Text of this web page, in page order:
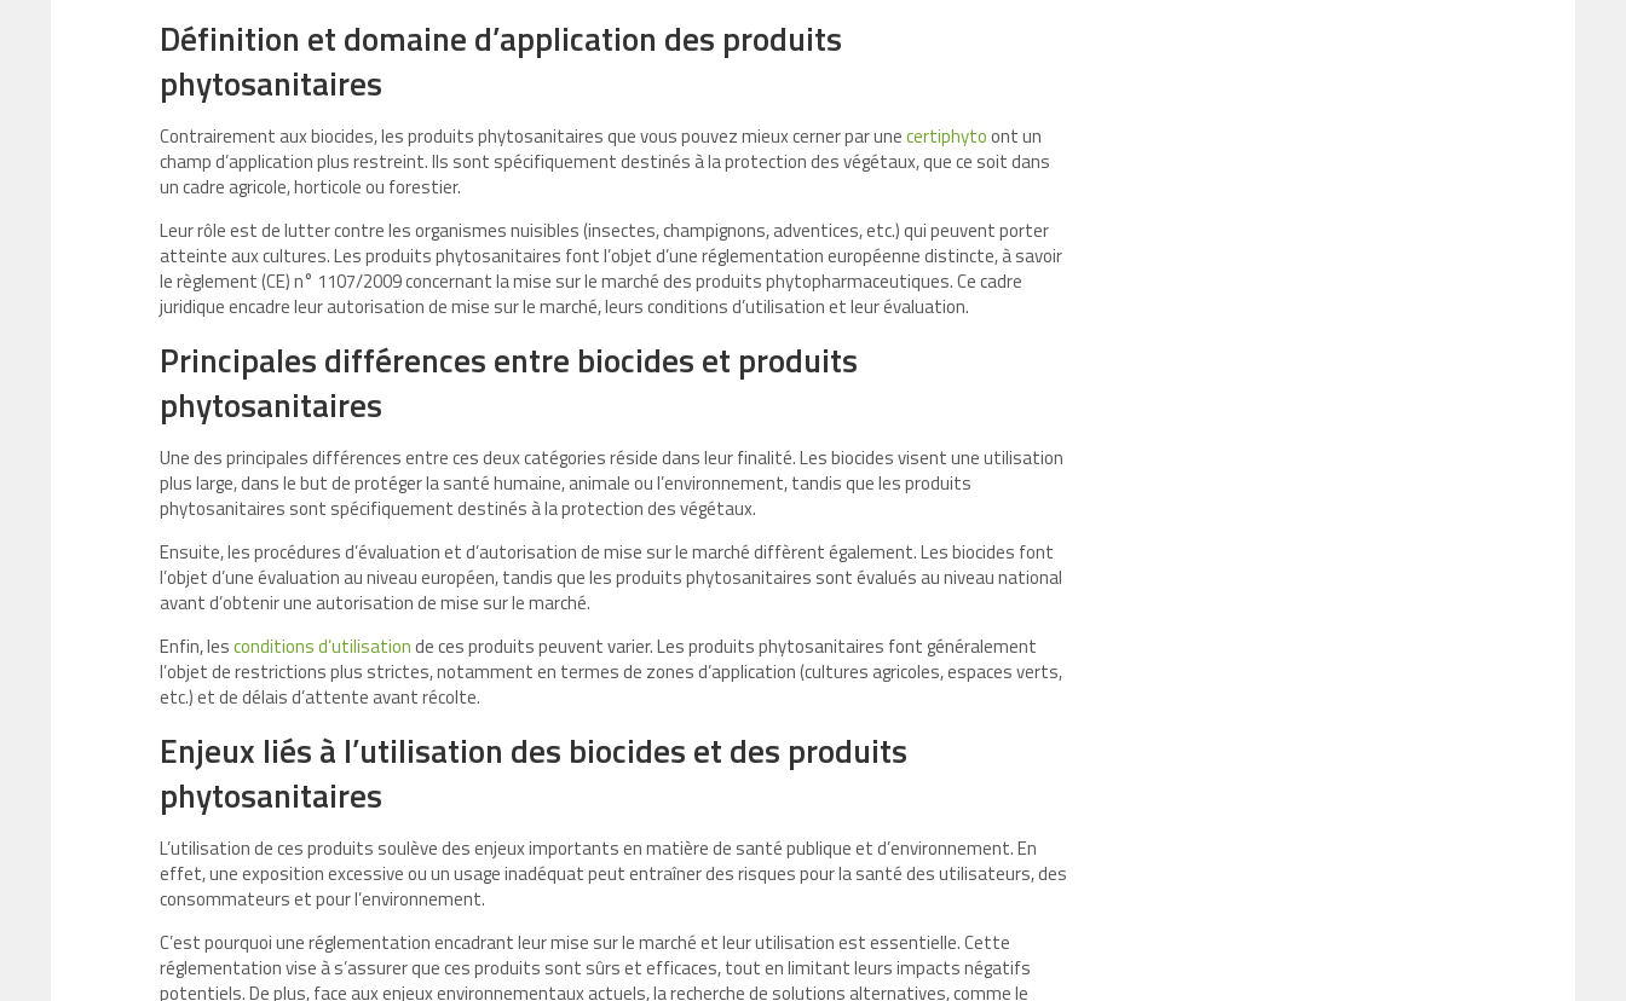
Définition et domaine d’application des produits
phytosanitaires
Contrairement aux biocides, les produits phytosanitaires que vous pouvez mieux cerner par unecertiphytoont un
champ d’application plus restreint. Ils sont spécifiquement destinés à la protection des végétaux, que ce soit dans
un cadre agricole, horticole ou forestier.
Leur rôle est de lutter contre les organismes nuisibles (insectes, champignons, adventices, etc.) qui peuvent porter
atteinte aux cultures. Les produits phytosanitaires font l’objet d’une réglementation européenne distincte, à savoir
le règlement (CE) n° 1107/2009 concernant la mise sur le marché des produits phytopharmaceutiques. Ce cadre
juridique encadre leur autorisation de mise sur le marché, leurs conditions d’utilisation et leur évaluation.
Principales différences entre biocides et produits
phytosanitaires
Une des principales différences entre ces deux catégories réside dans leur finalité. Les biocides visent une utilisation
plus large, dans le but de protéger la santé humaine, animale ou l’environnement, tandis que les produits
phytosanitaires sont spécifiquement destinés à la protection des végétaux.
Ensuite, les procédures d’évaluation et d’autorisation de mise sur le marché diffèrent également. Les biocides font
l’objet d’une évaluation au niveau européen, tandis que les produits phytosanitaires sont évalués au niveau national
avant d’obtenir une autorisation de mise sur le marché.
Enfin, lesconditions d’utilisationde ces produits peuvent varier. Les produits phytosanitaires font généralement
l’objet de restrictions plus strictes, notamment en termes de zones d’application (cultures agricoles, espaces verts,
etc.) et de délais d’attente avant récolte.
Enjeux liés à l’utilisation des biocides et des produits
phytosanitaires
L’utilisation de ces produits soulève des enjeux importants en matière de santé publique et d’environnement. En
effet, une exposition excessive ou un usage inadéquat peut entraîner des risques pour la santé des utilisateurs, des
consommateurs et pour l’environnement.
C’est pourquoi une réglementation encadrant leur mise sur le marché et leur utilisation est essentielle. Cette
réglementation vise à s’assurer que ces produits sont sûrs et efficaces, tout en limitant leurs impacts négatifs
potentiels. De plus, face aux enjeux environnementaux actuels, la recherche de solutions alternatives, comme le